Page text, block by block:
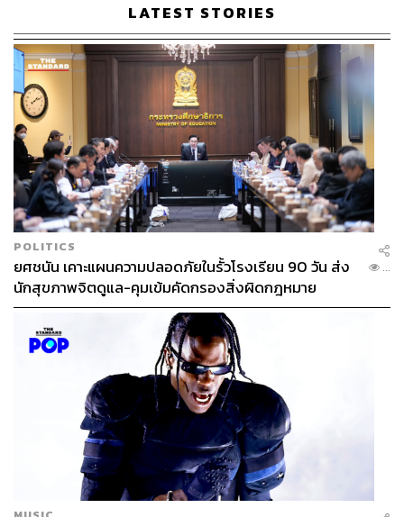
LATEST STORIES
POLITICS
ยศชนัน เคาะแผนความปลอดภัยในรั้วโรงเรียน 90 วัน ส่ง
นักสุขภาพจิตดูแล-คุมเข้มคัดกรองสิ่งผิดกฎหมาย
...